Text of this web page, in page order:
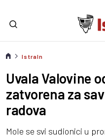
IstraIn
Uvala Valovine
zatvorena za
radova
Mole se svi sudionici u